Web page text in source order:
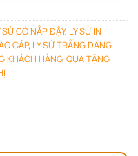
nhóm nào để hiện đúng
phẩm sau tự mở.
SỨ CÓ NẮP ĐẬY, LY SỨ IN
CẤP, LY SỨ TRẮNG DÁNG
KHÁCH HÀNG, QUÀ TẶNG